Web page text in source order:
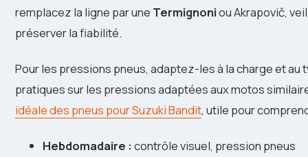
remplacez la ligne par une Termignoniou Akrapovič,
préserver la fiabilité.
Pour les pressions pneus, adaptez-les à la charge et
pratiques sur les pressions adaptées aux motos
idéale des pneus pour Suzuki Bandit, utile pour
Hebdomadaire : contrôle visuel, pression pneus